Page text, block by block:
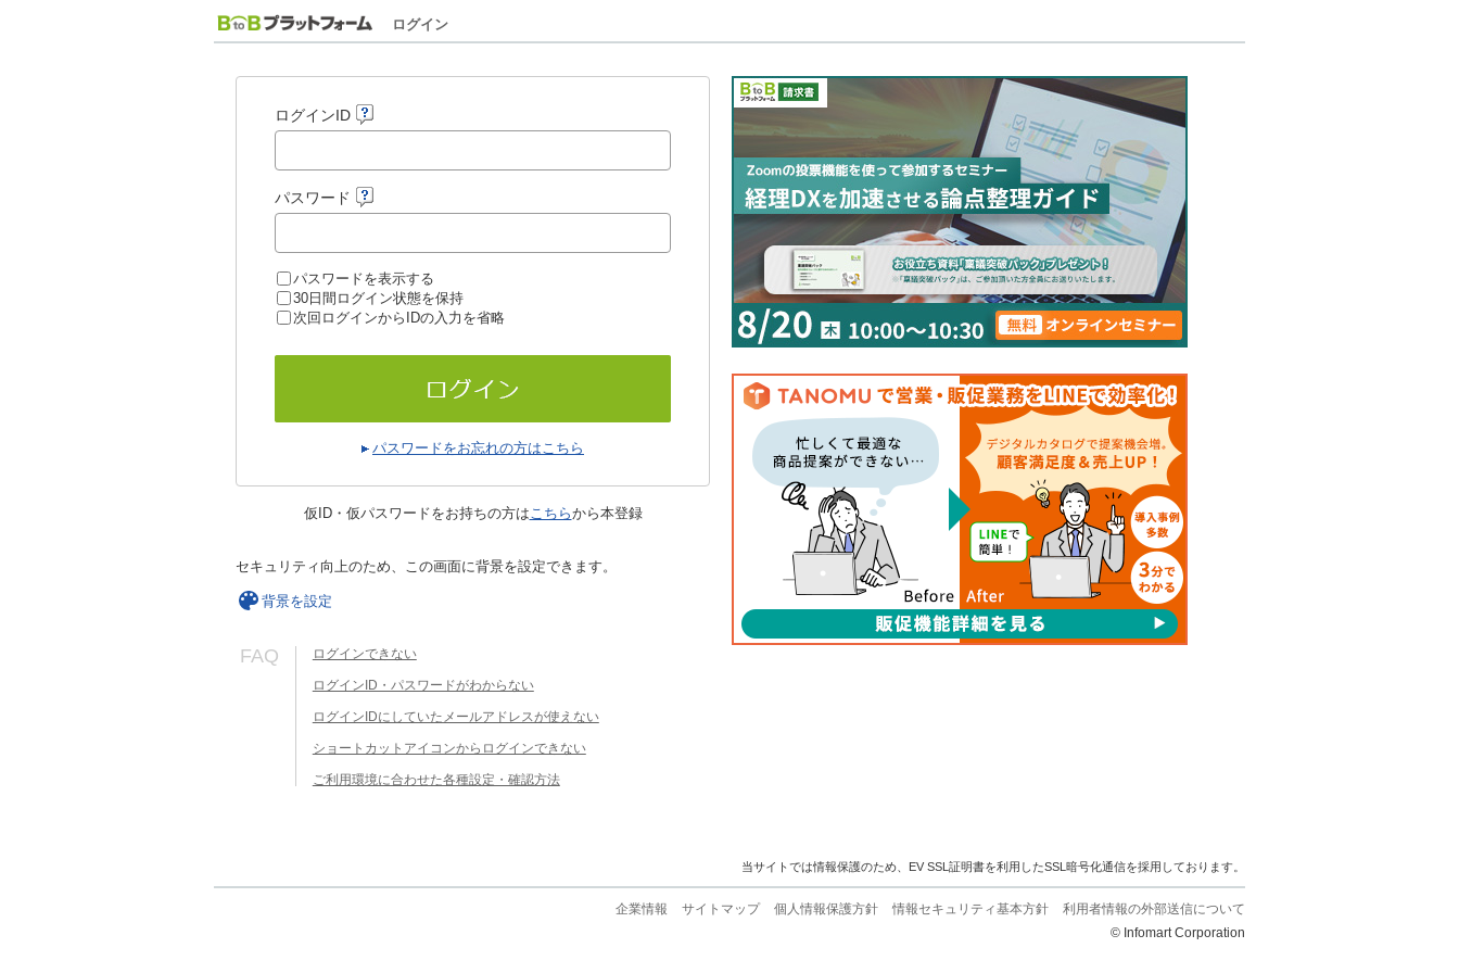
ログイン
ログインID
パスワード
パスワードを表示する
30日間ログイン状態を保持
次回ログインからIDの入力を省略
パスワードをお忘れの方はこちら
仮ID・仮パスワードをお持ちの方はこちらから本登録
セキュリティ向上のため、この画面に背景を設定できます。
背景を設定
FAQ ログインできない
ログインID・パスワードがわからない
ログインIDにしていたメールアドレスが使えない
ショートカットアイコンからログインできない
ご利用環境に合わせた各種設定・確認方法
当サイトでは情報保護のため、EV SSL証明書を利用したSSL暗号化通信を採用しております。
企業情報 サイトマップ 個人情報保護方針 情報セキュリティ基本方針
利用者情報の外部送信について
© Infomart Corporation